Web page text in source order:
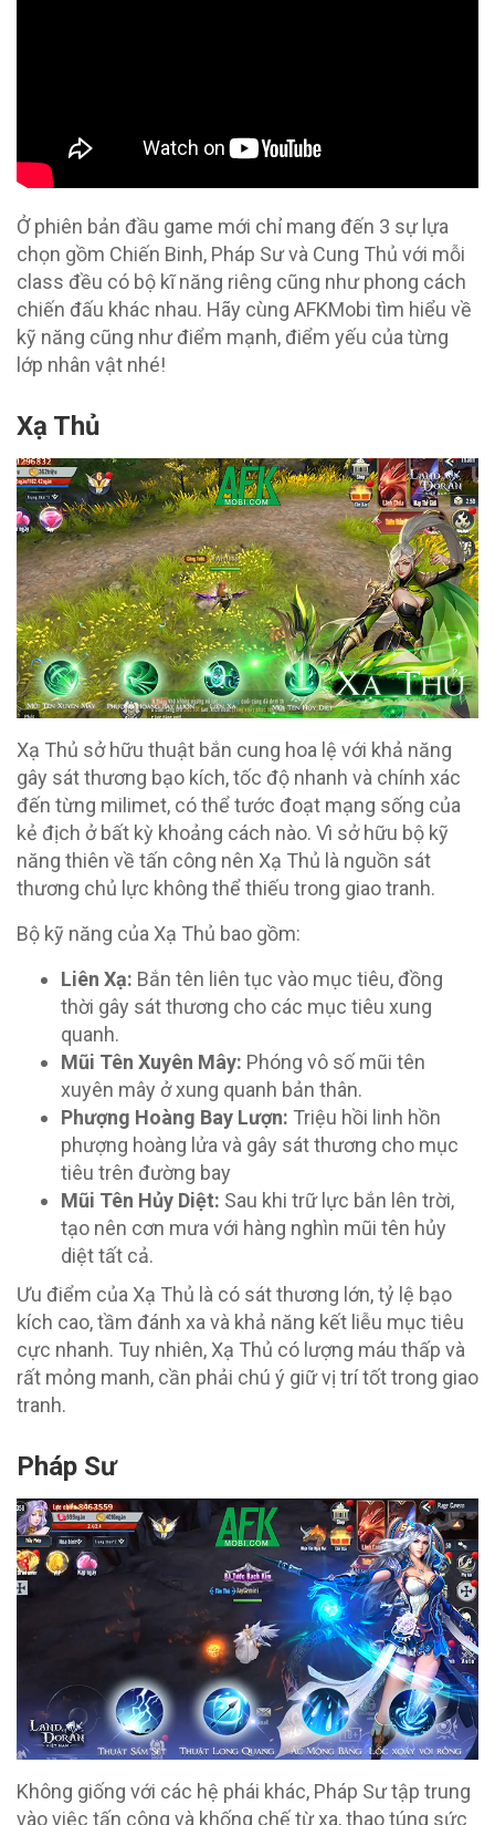
Ở phiên bản đầu game mới chỉ mang đến 3 sự lựa
chọn gồm Chiến Binh, Pháp Sư và Cung Thủ với mỗi
class đều có bộ kĩ năng riêng cũng như phong cách
chiến đấu khác nhau. Hãy cùng AFKMobi tìm hiểu về
kỹ năng cũng như điểm mạnh, điểm yếu của từng
lớp nhân vật nhé!
Xạ Thủ
Xạ Thủ sở hữu thuật bắn cung hoa lệ với khả năng
gây sát thương bạo kích, tốc độ nhanh và chính xác
đến từng milimet, có thể tước đoạt mạng sống của
kẻ địch ở bất kỳ khoảng cách nào. Vì sở hữu bộ kỹ
năng thiên về tấn công nên Xạ Thủ là nguồn sát
thương chủ lực không thể thiếu trong giao tranh.
Bộ kỹ năng của Xạ Thủ bao gồm:
Liên Xạ: Bắn tên liên tục vào mục tiêu, đồng
thời gây sát thương cho các mục tiêu xung
quanh.
Mũi Tên Xuyên Mây: Phóng vô số mũi tên
xuyên mây ở xung quanh bản thân.
Phượng Hoàng Bay Lượn: Triệu hồi linh hồn
phượng hoàng lửa và gây sát thương cho mục
tiêu trên đường bay
Mũi Tên Hủy Diệt: Sau khi trữ lực bắn lên trời,
tạo nên cơn mưa với hàng nghìn mũi tên hủy
diệt tất cả.
Ưu điểm của Xạ Thủ là có sát thương lớn, tỷ lệ bạo
kích cao, tầm đánh xa và khả năng kết liễu mục tiêu
cực nhanh. Tuy nhiên, Xạ Thủ có lượng máu thấp và
rất mỏng manh, cần phải chú ý giữ vị trí tốt trong giao
tranh.
Pháp Sư
Không giống với các hệ phái khác, Pháp Sư tập trung
vào việc tấn công và khống chế từ xa, thao túng sức